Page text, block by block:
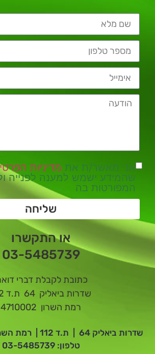
אני מאשר/ת את מדיניות
שהמידע ישמש למענה לפנייה
המפורטות בה
שליחה
או התקשרו
03-5485739
כתובת לקבלת דברי
שדרות ביאליק 64 ת.ד 112
רמת השרון 4710002
טלפון:03-5485739